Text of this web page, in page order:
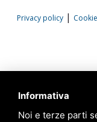
Privacy policy|
Informativa
Noi e terze parti